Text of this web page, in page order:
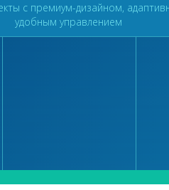
с премиум-дизайном,
удобным управлением